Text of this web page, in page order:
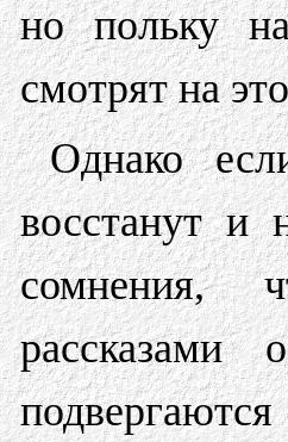
но польку
смотрят на
Однако
восстанут и
сомнения,
рассказами